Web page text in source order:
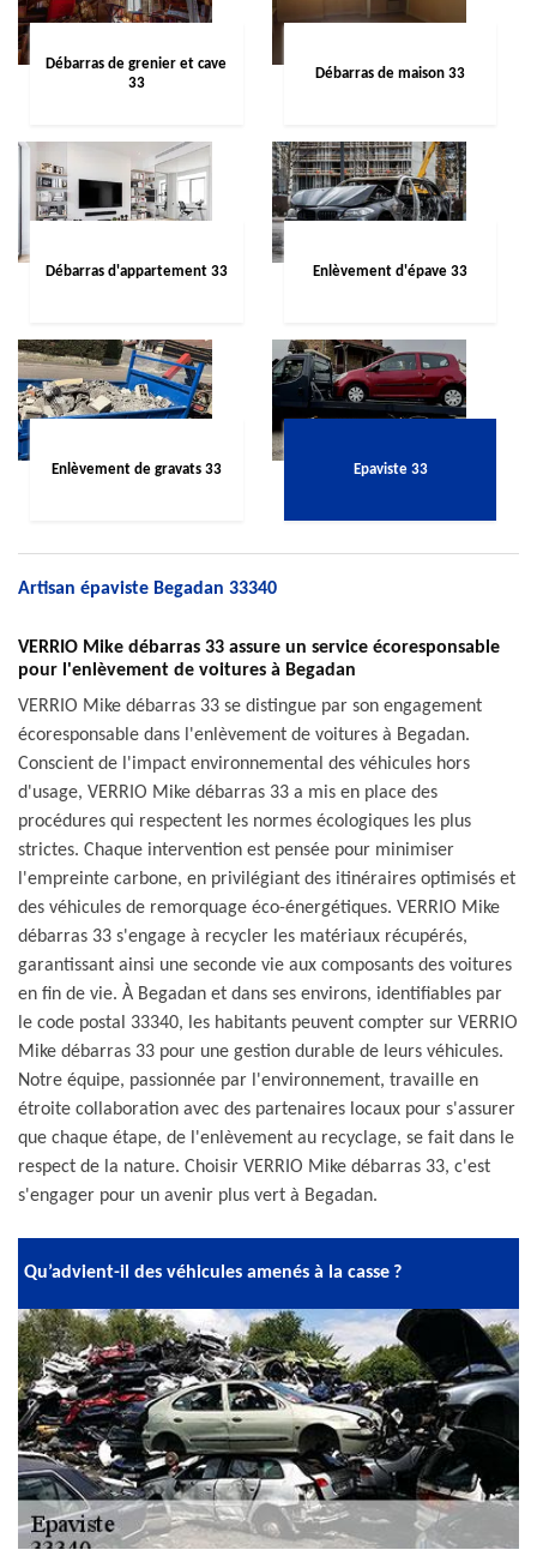
Débarras de grenier et cave
33
Débarras de maison 33
Débarras d'appartement 33 Enlèvement d'épave 33
Enlèvement de gravats 33 Epaviste 33
Artisan épaviste Begadan 33340
VERRIO Mike débarras 33 assure un service écoresponsable
pour l'enlèvement de voitures à Begadan
VERRIO Mike débarras 33 se distingue par son engagement
écoresponsable dans l'enlèvement de voitures à Begadan.
Conscient de l'impact environnemental des véhicules hors
d'usage, VERRIO Mike débarras 33 a mis en place des
procédures qui respectent les normes écologiques les plus
strictes. Chaque intervention est pensée pour minimiser
l'empreinte carbone, en privilégiant des itinéraires optimisés et
des véhicules de remorquage éco-énergétiques. VERRIO Mike
débarras 33 s'engage à recycler les matériaux récupérés,
garantissant ainsi une seconde vie aux composants des voitures
en fin de vie. À Begadan et dans ses environs, identifiables par
le code postal 33340, les habitants peuvent compter sur VERRIO
Mike débarras 33 pour une gestion durable de leurs véhicules.
Notre équipe, passionnée par l'environnement, travaille en
étroite collaboration avec des partenaires locaux pour s'assurer
que chaque étape, de l'enlèvement au recyclage, se fait dans le
respect de la nature. Choisir VERRIO Mike débarras 33, c'est
s'engager pour un avenir plus vert à Begadan.
Qu’advient-il des véhicules amenés à la casse ?